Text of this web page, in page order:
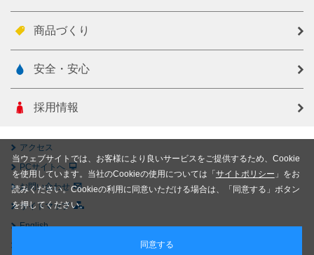
当ウェブサイトでは、お客様により良いサービスをご提供するため、Cookie
を使用しています。当社のCookieの使用については「 サイトポリシー 」をお
読みください。Cookieの利用に同意いただける場合は、「同意する」ボタン
を押してください。
同意する
商品づくり
安全・安心
採用情報
アクセス
PCサイトへ
お問い合わせ
サイトマップ
English